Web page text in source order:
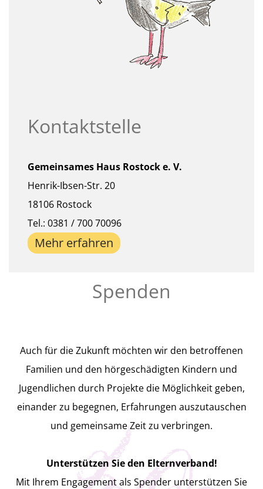
Kontaktstelle
Gemeinsames Haus Rostock e. V.
Henrik-Ibsen-Str. 20
18106 Rostock
Tel.: 0381 / 700 70096
Mehr erfahren
Spenden
Auch für die Zukunft möchten wir den betroffenen
Familien und den hörgeschädigten Kindern und
Jugendlichen durch Projekte die Möglichkeit geben,
einander zu begegnen, Erfahrungen auszutauschen
und gemeinsame Zeit zu verbringen.
Unterstützen Sie den Elternverband!
Mit Ihrem Engagement als Spender unterstützen Sie